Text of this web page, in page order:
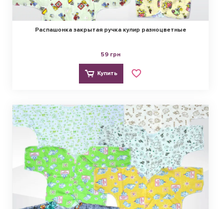
Распашонка закрытая ручка кулир разноцветные
59 грн
Купить